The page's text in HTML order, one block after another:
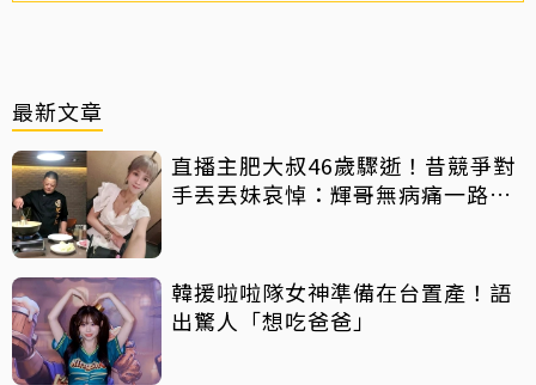
最新文章
直播主肥大叔46歲驟逝！昔競爭對
手丟丟妹哀悼：輝哥無病痛一路好
韓援啦啦隊女神準備在台置產！語
出驚人「想吃爸爸」